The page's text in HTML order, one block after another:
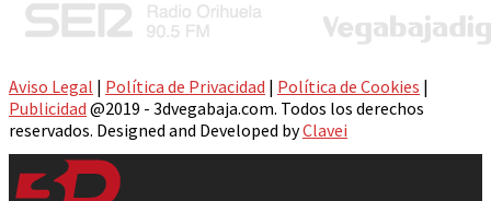
Aviso Legal | Política de Privacidad | Política de Cookies |
Publicidad @2019 - 3dvegabaja.com. Todos los derechos
reservados. Designed and Developed byClavei